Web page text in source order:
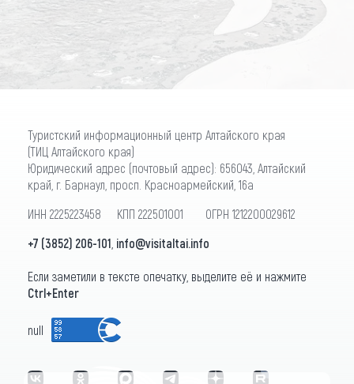
ПОДПИСАТЬСЯ
Туристский информационный центр Алтайского края
(ТИЦ Алтайского края)
Юридический адрес (почтовый адрес): 656043, Алтайский
край, г. Барнаул, просп. Красноармейский, 16а
ИНН 2225223458 КПП 222501001 ОГРН 1212200029612
+7 (3852) 206-101 info@visitaltai.info
Если заметили в тексте опечатку, выделите её и нажмите
Ctrl+Enter
null